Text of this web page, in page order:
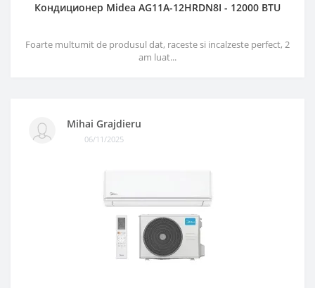
Кондиционер Midea AG11A-12HRDN8I - 12000 BTU
Foarte multumit de produsul dat, raceste si incalzeste perfect, 2
am luat...
Mihai Grajdieru
06/11/2025